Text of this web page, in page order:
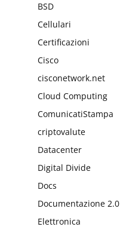
BSD
Cellulari
Certificazioni
Cisco
cisconetwork.net
Cloud Computing
ComunicatiStampa
criptovalute
Datacenter
Digital Divide
Docs
Documentazione 2.0
Elettronica